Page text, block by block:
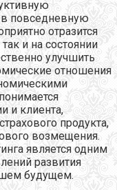
повседневную
отразится
и на состоянии
улучшить
отношения
и клиента,
продукта,
возмещения.
является одним
развития
будущем.